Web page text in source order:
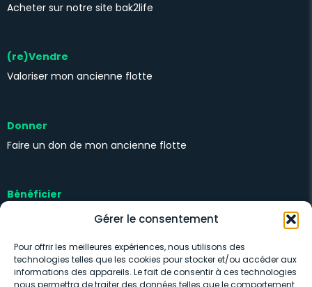
Gérer le consentement
Pour offrir les meilleures expériences, nous utilisons des
technologies telles que les cookies pour stocker et/ou accéder aux
informations des appareils. Le fait de consentir à ces technologies
nous permettra de traiter des données telles que le comportement
Acheter sur notre site bak2life
(re)Vendre
Valoriser mon ancienne flotte
Donner
Faire un don de mon ancienne flotte
Bénéficier